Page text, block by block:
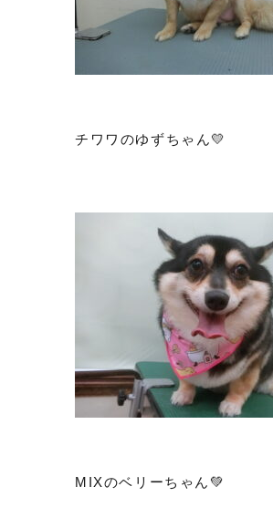
チワワのゆずちゃん💛
MIXのベリーちゃん💚